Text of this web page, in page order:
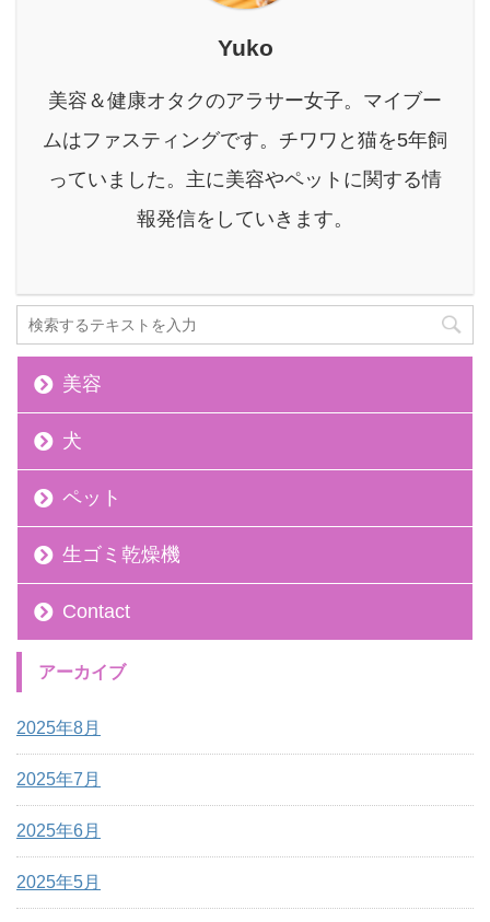
消することで、想像以上
きる美容法です。 本記事
らできる「塩抜き」につ
いて、効果から実践方
きと相性の良いファステ
ィングまで、花嫁さんの
Yuko
美容＆健康オタクのアラサー女子。マイブー
ムはファスティングです。チワワと猫を5年飼
っていました。主に美容やペットに関する情
報発信をしていきます。
美容
犬
ペット
生ゴミ乾燥機
Contact
アーカイブ
2025年8月
2025年7月
2025年6月
2025年5月